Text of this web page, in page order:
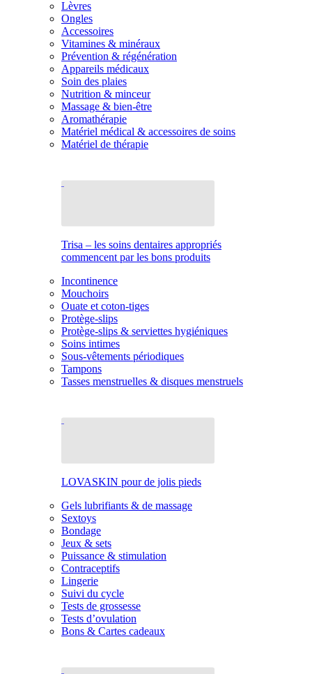
Lèvres
Ongles
Accessoires
Vitamines & minéraux
Prévention & régénération
Appareils médicaux
Soin des plaies
Nutrition & minceur
Massage & bien-être
Aromathérapie
Matériel médical & accessoires de soins
Matériel de thérapie
Trisa – les soins dentaires appropriés
commencent par les bons produits
Incontinence
Mouchoirs
Ouate et coton-tiges
Protège-slips
Protège-slips & serviettes hygiéniques
Soins intimes
Sous-vêtements périodiques
Tampons
Tasses menstruelles & disques menstruels
LOVASKIN pour de jolis pieds
Gels lubrifiants & de massage
Sextoys
Bondage
Jeux & sets
Puissance & stimulation
Contraceptifs
Lingerie
Suivi du cycle
Tests de grossesse
Tests d’ovulation
Bons & Cartes cadeaux